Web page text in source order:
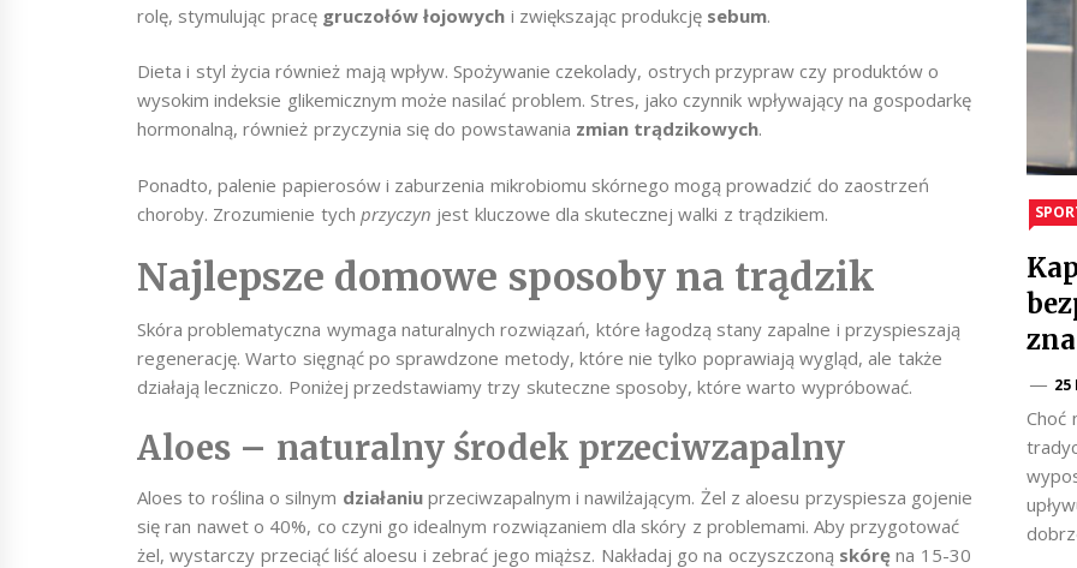
rolę, stymulując pracę gruczołów łojowych i zwiększając produkcję sebum.
Dieta i styl życia również mają wpływ. Spożywanie czekolady, ostrych przypraw czy produktów o
wysokim indeksie glikemicznym może nasilać problem. Stres, jako czynnik wpływający na gospodarkę
hormonalną, również przyczynia się do powstawania zmian trądzikowych.
Ponadto, palenie papierosów i zaburzenia mikrobiomu skórnego mogą prowadzić do zaostrzeń
choroby. Zrozumienie tych przyczyn jest kluczowe dla skutecznej walki z trądzikiem.
Najlepsze domowe sposoby na trądzik
Skóra problematyczna wymaga naturalnych rozwiązań, które łagodzą stany zapalne i przyspieszają
regenerację. Warto sięgnąć po sprawdzone metody, które nie tylko poprawiają wygląd, ale także
działają leczniczo. Poniżej przedstawiamy trzy skuteczne sposoby, które warto wypróbować.
Aloes – naturalny środek przeciwzapalny
Aloes to roślina o silnym działaniuprzeciwzapalnym i nawilżającym. Żel z aloesu przyspiesza gojenie
się ran nawet o 40%, co czyni go idealnym rozwiązaniem dla skóry z problemami. Aby przygotować
żel, wystarczy przeciąć liść aloesu i zebrać jego miąższ. Nakładaj go na oczyszczoną skóręna 15-30
25
Choć